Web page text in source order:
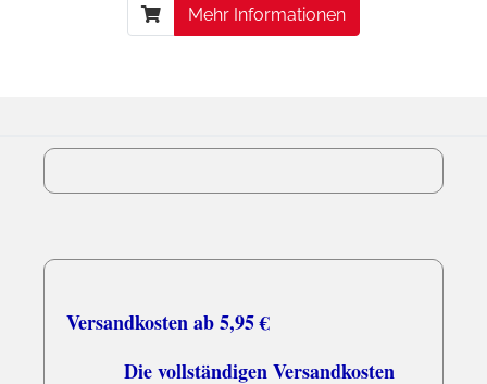
Mehr Informationen
Versandkosten ab 5,95 €
Die vollständigen Versandkosten